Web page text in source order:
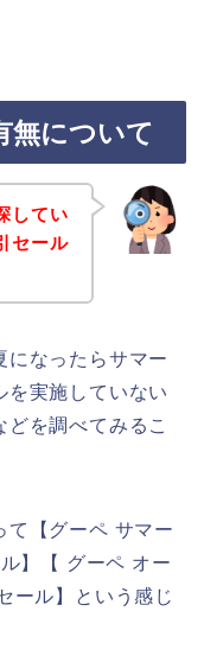
無について
してい
セール
になったらサマー
を実施していない
を調べてみるこ
て【グーペ サマー
】【 グーペ オー
ール】という感じ